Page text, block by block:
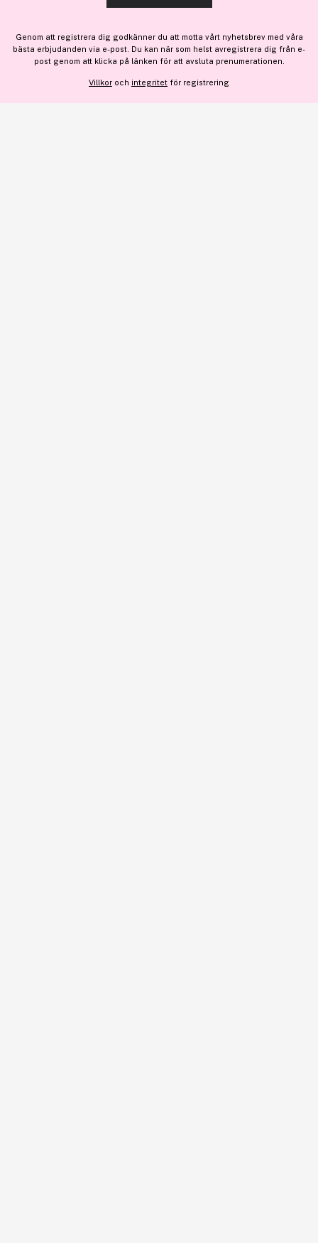
VISA DETALJER
Genom att registrera dig godkänner du att motta vårt nyhetsbrev med våra
bästa erbjudanden via e-post. Du kan när som helst avregistrera dig från e-
post genom att klicka på länken för att avsluta prenumerationen.
Villkor och integritet för registrering